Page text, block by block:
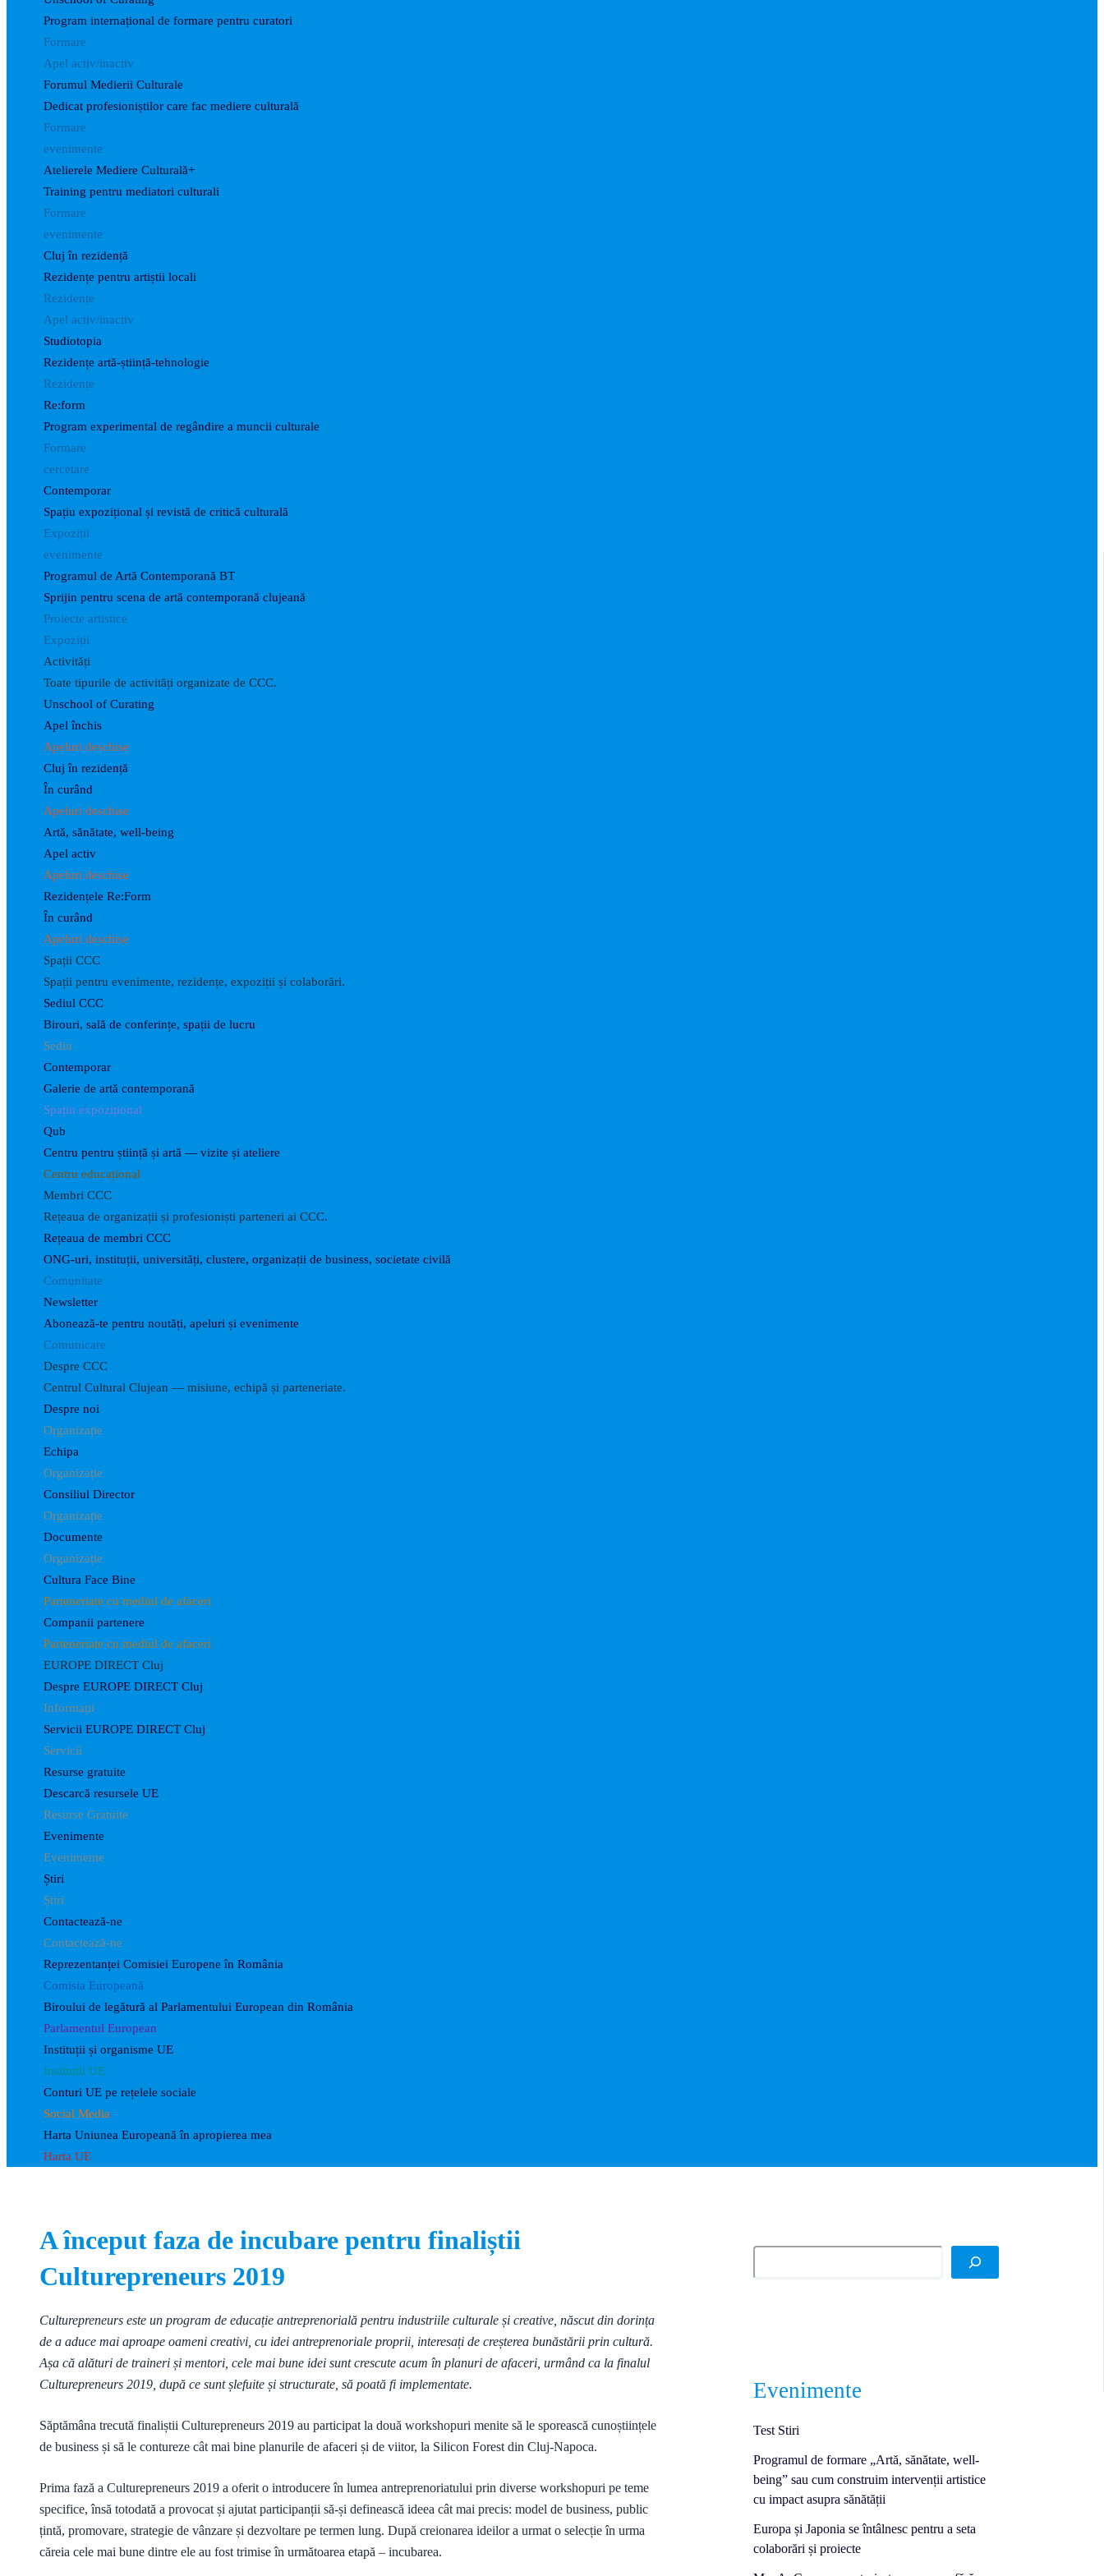
Program internațional de formare pentru curatori
Formare
Apel activ/inactiv
Forumul Medierii Culturale
Dedicat profesioniștilor care fac mediere culturală
Formare
evenimente
Atelierele Mediere Culturală+
Training pentru mediatori culturali
Formare
evenimente
Cluj în rezidență
Rezidențe pentru artiștii locali
Rezidențe
Apel activ/inactiv
Studiotopia
Rezidențe artă-știință-tehnologie
Rezidențe
Re:form
Program experimental de regândire a muncii culturale
Formare
cercetare
Contemporar
Spațiu expozițional și revistă de critică culturală
Expoziții
evenimente
Programul de Artă Contemporană BT
Sprijin pentru scena de artă contemporană clujeană
Proiecte artistice
Expoziții
Activități
Toate tipurile de activități organizate de CCC.
Unschool of Curating
Apel închis
Apeluri deschise
Cluj în rezidență
În curând
Apeluri deschise
Artă, sănătate, well-being
Apel activ
Apeluri deschise
Rezidențele Re:Form
În curând
Apeluri deschise
Spații CCC
Spații pentru evenimente, rezidențe, expoziții și colaborări.
Sediul CCC
Birouri, sală de conferințe, spații de lucru
Sediu
Contemporar
Galerie de artă contemporană
Spațiu expozițional
Qub
Centru pentru știință și artă — vizite și ateliere
Centru educațional
Membri CCC
Rețeaua de organizații și profesioniști parteneri ai CCC.
Rețeaua de membri CCC
ONG-uri, instituții, universități, clustere, organizații de business, societate civilă
Comunitate
Newsletter
Abonează-te pentru noutăți, apeluri și evenimente
Comunicare
Despre CCC
Centrul Cultural Clujean — misiune, echipă și parteneriate.
Despre noi
Organizație
Echipa
Organizație
Consiliul Director
Organizație
Documente
Organizație
Cultura Face Bine
Parteneriate cu mediul de afaceri
Companii partenere
Parteneriate cu mediul de afaceri
EUROPE DIRECT Cluj
Despre EUROPE DIRECT Cluj
Informații
Servicii EUROPE DIRECT Cluj
Servicii
Resurse gratuite
Descarcă resursele UE
Resurse Gratuite
Evenimente
Evenimente
Știri
Știri
Contactează-ne
Contactează-ne
Reprezentanței Comisiei Europene în România
Comisia Europeană
Biroului de legătură al Parlamentului European din România
Parlamentul European
Instituții și organisme UE
Instituții UE
Conturi UE pe rețelele sociale
Social Media
Harta Uniunea Europeană în apropierea mea
Harta UE
A început faza de incubare pentru finaliștii
Culturepreneurs 2019
Culturepreneurs este un program de educație antreprenorială pentru industriile culturale și creative, născut din dorința
de a aduce mai aproape oameni creativi, cu idei antreprenoriale proprii, interesați de creșterea bunăstării prin cultură.
Așa că alături de traineri și mentori, cele mai bune idei sunt crescute acum în planuri de afaceri, urmând ca la finalul
Culturepreneurs 2019, după ce sunt șlefuite și structurate, să poată fi implementate.
Săptămâna trecută finaliștii Culturepreneurs 2019 au participat la două workshopuri menite să le sporească cunoștiințele
de business și să le contureze cât mai bine planurile de afaceri și de viitor, la Silicon Forest din Cluj-Napoca.
Prima fază a Culturepreneurs 2019 a oferit o introducere în lumea antreprenoriatului prin diverse workshopuri pe teme
specifice, însă totodată a provocat și ajutat participanții să-și definească ideea cât mai precis: model de business, public
țintă, promovare, strategie de vânzare și dezvoltare pe termen lung. După creionarea ideilor a urmat o selecție în urma
căreia cele mai bune dintre ele au fost trimise în următoarea etapă – incubarea.
Evenimente
Test Stiri
Programul de formare „Artă, sănătate, well-
being” sau cum construim intervenții artistice
cu impact asupra sănătății
Europa și Japonia se întâlnesc pentru a seta
colaborări și proiecte